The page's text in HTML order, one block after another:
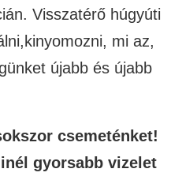
Visszatérő húgyúti
mi az,
újabb és újabb
csemeténket!
gyorsabb vizelet